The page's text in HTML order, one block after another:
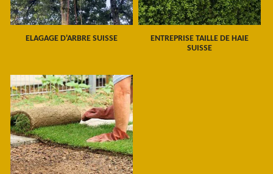
ELAGAGE D'ARBRE SUISSE
ENTREPRISE TAILLE DE HAIE
SUISSE